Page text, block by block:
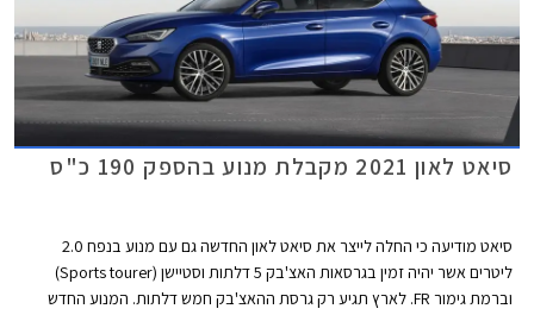
סיאט לאון 2021 מקבלת מנוע בהספק 190 כ"ס
סיאט מודיעה כי החלה לייצר את סיאט לאון החדשה גם עם מנוע בנפח 2.0
ליטרים אשר יהיה זמין בגרסאות האצ'בק 5 דלתות וסטיישן (Sports tourer)
וברמת גימור FR. לארץ תגיע רק גרסת ההאצ'בק חמש דלתות. המנוע החדש